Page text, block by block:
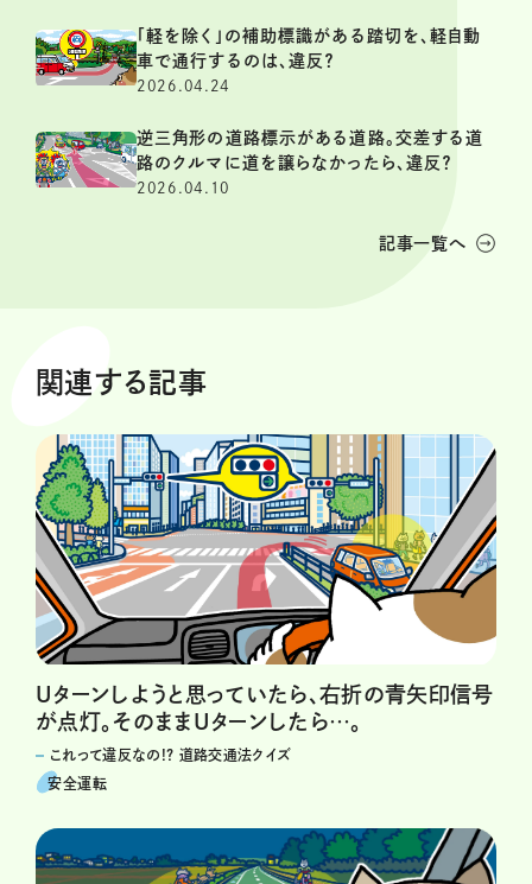
「軽を除く」の補助標識がある踏切を、軽自動
車で通行するのは、違反？
2026.04.24
逆三角形の道路標示がある道路。交差する道
路のクルマに道を譲らなかったら、違反？
2026.04.10
記事一覧へ
関連する記事
Uターンしようと思っていたら、右折の青矢印信号
が点灯。そのままUターンしたら…。
これって違反なの!? 道路交通法クイズ
安全運転